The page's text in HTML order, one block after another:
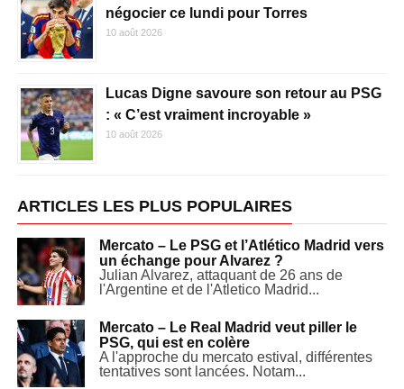
négocier ce lundi pour Torres
10 août 2026
Lucas Digne savoure son retour au PSG
: « C’est vraiment incroyable »
10 août 2026
ARTICLES LES PLUS POPULAIRES
Mercato – Le PSG et l’Atlético Madrid vers
un échange pour Alvarez ?
Julian Alvarez, attaquant de 26 ans de
l'Argentine et de l'Atletico Madrid...
Mercato – Le Real Madrid veut piller le
PSG, qui est en colère
A l'approche du mercato estival, différentes
tentatives sont lancées. Notam...